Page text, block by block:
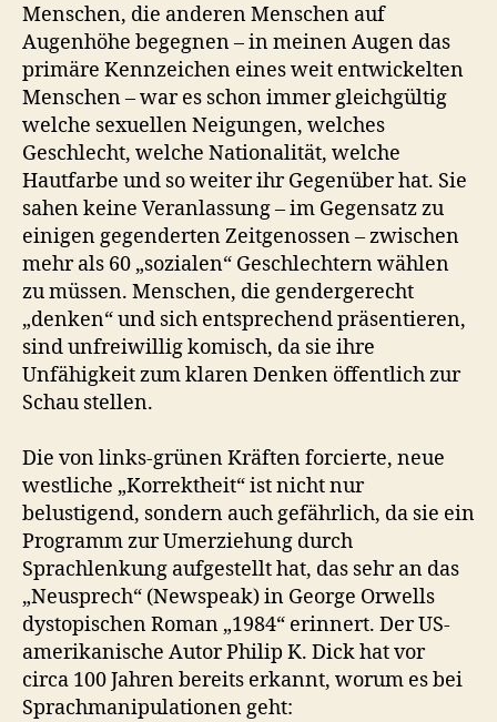
Menschen, die anderen Menschen auf
Augenhöhe begegnen – in meinen Augen das
primäre Kennzeichen eines weit entwickelten
Menschen – war es schon immer gleichgültig
welche sexuellen Neigungen, welches
Geschlecht, welche Nationalität, welche
Hautfarbe und so weiter ihr Gegenüber hat. Sie
sahen keine Veranlassung – im Gegensatz zu
einigen gegenderten Zeitgenossen – zwischen
mehr als 60 „sozialen“ Geschlechtern wählen
zu müssen. Menschen, die gendergerecht
„denken“ und sich entsprechend präsentieren,
sind unfreiwillig komisch, da sie ihre
Unfähigkeit zum klaren Denken öffentlich zur
Schau stellen.
Die von links-grünen Kräften forcierte, neue
westliche „Korrektheit“ ist nicht nur
belustigend, sondern auch gefährlich, da sie ein
Programm zur Umerziehung durch
Sprachlenkung aufgestellt hat, das sehr an das
„Neusprech“ (Newspeak) in George Orwells
dystopischen Roman „1984“ erinnert. Der US-
amerikanische Autor Philip K. Dick hat vor
circa 100 Jahren bereits erkannt, worum es bei
Sprachmanipulationen geht: